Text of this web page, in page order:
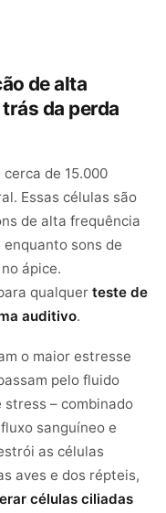
de alta
da perda
de 15.000
Essas células são
de alta frequência
sons de
ápice.
qualquer teste de
auditivo.
o maior estresse
pelo fluido
stress – combinado
sanguíneo e
as células
aves e dos répteis,
células ciliadas